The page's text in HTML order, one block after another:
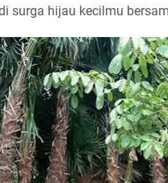
surga hijau kecilmu